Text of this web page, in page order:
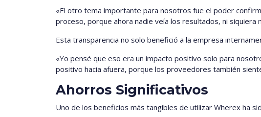
«El otro tema importante para nosotros fue el poder
proceso, porque ahora nadie veía los resultados, ni siquiera
Esta transparencia no solo benefició a la empresa
«Yo pensé que eso era un impacto positivo solo para
positivo hacia afuera, porque los proveedores también
Ahorros Significativos
Uno de los beneficios más tangibles de utilizar Wherex ha